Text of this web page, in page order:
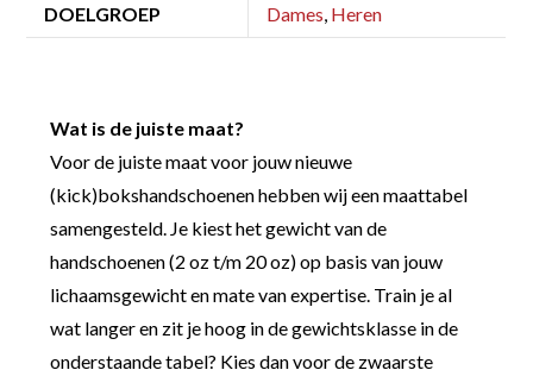
DOELGROEP Dames, Heren
Wat is de juiste maat?
Voor de juiste maat voor jouw nieuwe
(kick)bokshandschoenen hebben wij een maattabel
samengesteld. Je kiest het gewicht van de
handschoenen (2 oz t/m 20 oz) op basis van jouw
lichaamsgewicht en mate van expertise. Train je al
wat langer en zit je hoog in de gewichtsklasse in de
onderstaande tabel? Kies dan voor de zwaarste